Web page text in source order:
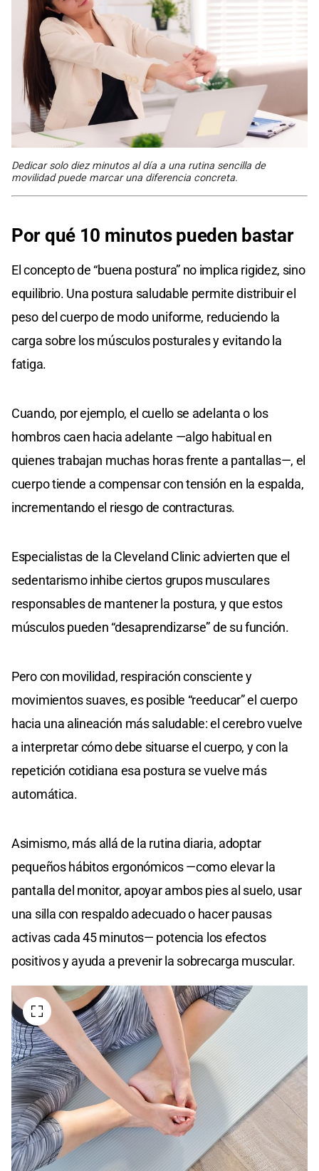
Dedicar solo diez minutos al día a una rutina sencilla de
movilidad puede marcar una diferencia concreta.
Por qué 10 minutos pueden bastar
El concepto de “buena postura” no implica rigidez, sino
equilibrio. Una postura saludable permite distribuir el
peso del cuerpo de modo uniforme, reduciendo la
carga sobre los músculos posturales y evitando la
fatiga.
Cuando, por ejemplo, el cuello se adelanta o los
hombros caen hacia adelante —algo habitual en
quienes trabajan muchas horas frente a pantallas—, el
cuerpo tiende a compensar con tensión en la espalda,
incrementando el riesgo de contracturas.
Especialistas de la Cleveland Clinic advierten que el
sedentarismo inhibe ciertos grupos musculares
responsables de mantener la postura, y que estos
músculos pueden “desaprendizarse” de su función.
Pero con movilidad, respiración consciente y
movimientos suaves, es posible “reeducar” el cuerpo
hacia una alineación más saludable: el cerebro vuelve
a interpretar cómo debe situarse el cuerpo, y con la
repetición cotidiana esa postura se vuelve más
automática.
Asimismo, más allá de la rutina diaria, adoptar
pequeños hábitos ergonómicos —como elevar la
pantalla del monitor, apoyar ambos pies al suelo, usar
una silla con respaldo adecuado o hacer pausas
activas cada 45 minutos— potencia los efectos
positivos y ayuda a prevenir la sobrecarga muscular.